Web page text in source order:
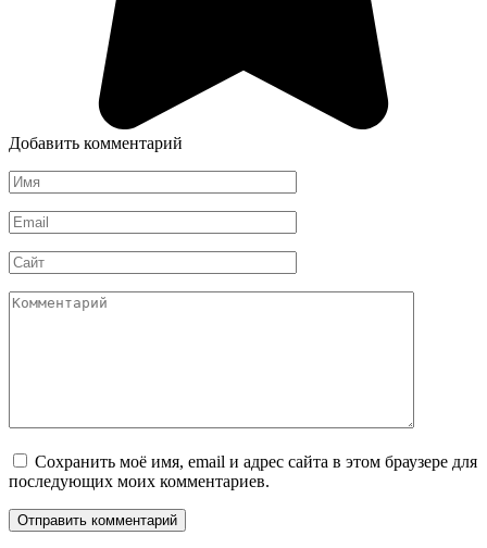
Добавить комментарий
Имя
*
Email
*
Сайт
Комментарий
Сохранить моё имя, email и адрес сайта в этом браузере для
последующих моих комментариев.